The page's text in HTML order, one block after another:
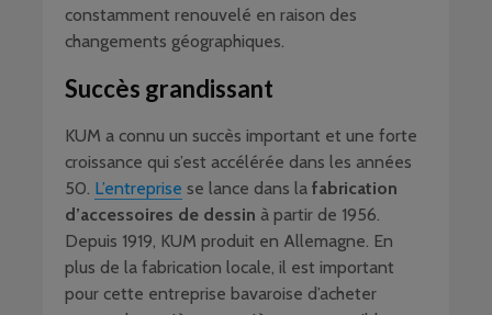
constamment renouvelé en raison des
changements géographiques.
Succès grandissant
KUM a connu un succès important et une forte
croissance qui s’est accélérée dans les années
50. L’entreprise se lance dans la fabrication
d’accessoires de dessin à partir de 1956.
Depuis 1919, KUM produit en Allemagne. En
plus de la fabrication locale, il est important
pour cette entreprise bavaroise d’acheter